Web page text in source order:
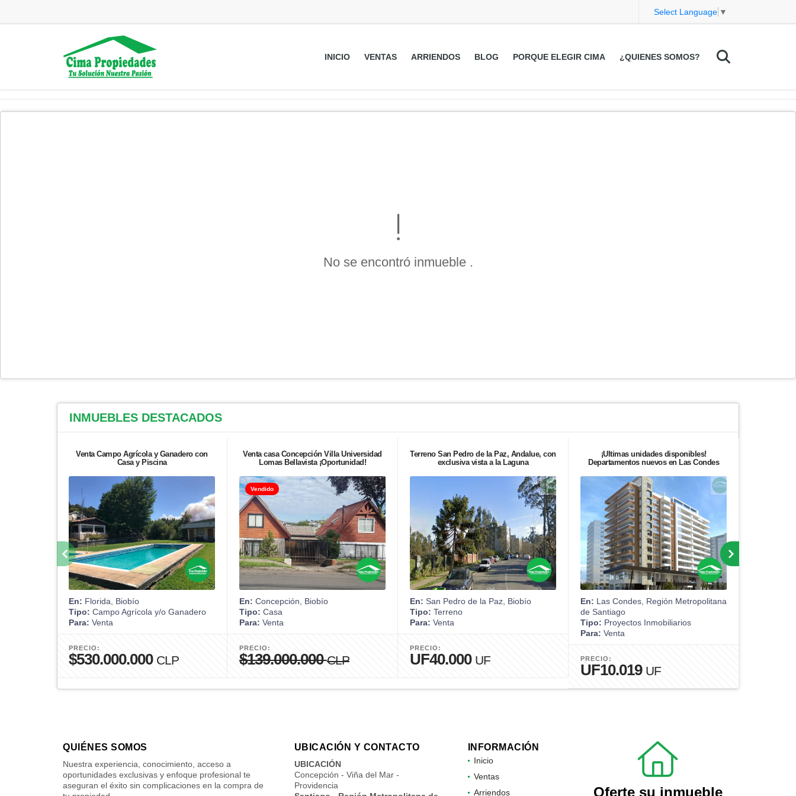
Select Language ▼
INICIO VENTAS ARRIENDOS BLOG PORQUE ELEGIR CIMA ¿QUIENES SOMOS?
No se encontró inmueble .
INMUEBLES DESTACADOS
Venta Campo Agrícola y Ganadero con
Casa y Piscina
En: Florida, Biobío
Tipo: Campo Agrícola y/o Ganadero
Para: Venta
PRECIO:
$530.000.000 CLP
Venta casa Concepción Villa Universidad
Lomas Bellavista ¡Oportunidad!
Vendido
En: Concepción, Biobío
Tipo: Casa
Para: Venta
PRECIO:
$139.000.000CLP
Terreno San Pedro de la Paz, Andalue, con
exclusiva vista a la Laguna
En: San Pedro de la Paz, Biobío
Tipo: Terreno
Para: Venta
PRECIO:
UF40.000 UF
¡Últimas unidades disponibles!
Departamentos nuevos en Las Condes
En: Las Condes, Región Metropolitana
de Santiago
Tipo: Proyectos Inmobiliarios
Para: Venta
PRECIO:
UF10.019 UF
QUIÉNES SOMOS
Nuestra experiencia, conocimiento, acceso a
oportunidades exclusivas y enfoque profesional te
aseguran el éxito sin complicaciones en la compra de
UBICACIÓN Y CONTACTO
UBICACIÓN
Concepción - Viña del Mar -
Providencia
INFORMACIÓN
Inicio
Ventas
Arriendos
Oferte su inmueble